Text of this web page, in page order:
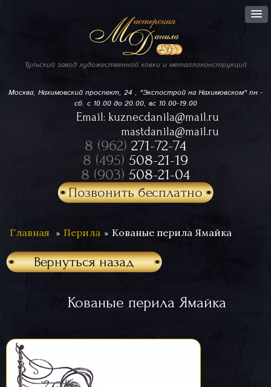
Тульский завод художественной ковки и металлоконструкций
Москва, Нахимовский проспект, 24 , "Экспострой на Нахимовском"пн.-
сб. с 10.00 до 20.00, вс 10.00-19.00
Email: kuznecdanila@mail.ru
mastdanila@mail.ru
8 (962) 271-72-74
8 (495) 508-21-19
8 (903) 508-21-04
Позвонить бесплатно
Главная Перила Кованые перила Ямайка
Вернуться назад
Кованые перила Ямайка